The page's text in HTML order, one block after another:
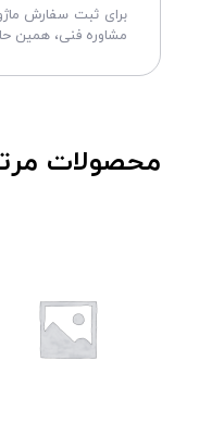
برای ثبت سفارش
مشاوره فنی، همین
محصولات